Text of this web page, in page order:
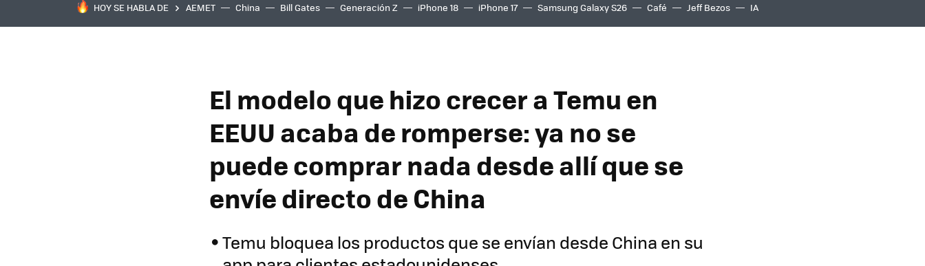
HOY SE HABLA DE AEMET China Bill Gates Generación Z iPhone 18 iPhone 17 Samsung Galaxy S26 Café Jeff Bezos IA
El modelo que hizo crecer a Temu en
EEUU acaba de romperse: ya no se
puede comprar nada desde allí que se
envíe directo de China
Temu bloquea los productos que se envían desde China en su